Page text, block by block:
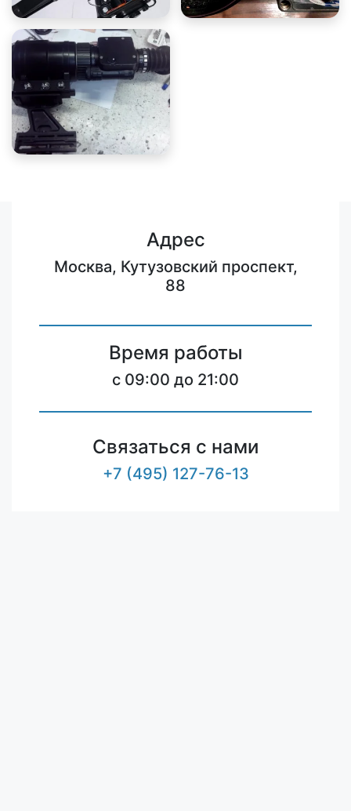
Адрес
Москва, Кутузовский проспект,
88
Время работы
c 09:00 до 21:00
Связаться с нами
+7 (495) 127-76-13